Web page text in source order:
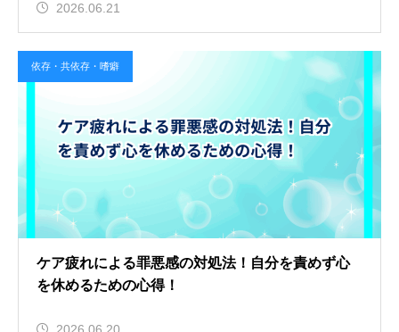
2026.06.21
依存・共依存・嗜癖
ケア疲れによる罪悪感の対処法！自分を責めず心
を休めるための心得！